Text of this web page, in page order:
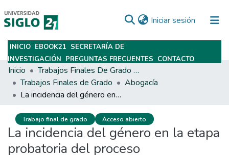
Iniciar sesión (current)
Subir
INICIO EBOOK21 SECRETARÍA DE
INVESTIGACIÓN PREGUNTAS FRECUENTES CONTACTO
Inicio
Trabajos Finales De Grado Y Posgrado
Trabajos Finales de Grado
Abogacía
La incidencia del género en la etapa probatoria del proceso
Trabajo final de grado Acceso abierto
La incidencia del género en la etapa
probatoria del proceso